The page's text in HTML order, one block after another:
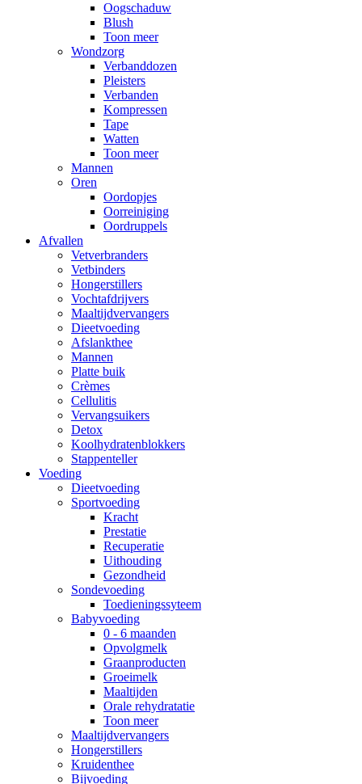
Oogschaduw
Blush
Toon meer
Wondzorg
Verbanddozen
Pleisters
Verbanden
Kompressen
Tape
Watten
Toon meer
Mannen
Oren
Oordopjes
Oorreiniging
Oordruppels
Afvallen
Vetverbranders
Vetbinders
Hongerstillers
Vochtafdrijvers
Maaltijdvervangers
Dieetvoeding
Afslankthee
Mannen
Platte buik
Crèmes
Cellulitis
Vervangsuikers
Detox
Koolhydratenblokkers
Stappenteller
Voeding
Dieetvoeding
Sportvoeding
Kracht
Prestatie
Recuperatie
Uithouding
Gezondheid
Sondevoeding
Toedieningssyteem
Babyvoeding
0 - 6 maanden
Opvolgmelk
Graanproducten
Groeimelk
Maaltijden
Orale rehydratatie
Toon meer
Maaltijdvervangers
Hongerstillers
Kruidenthee
Bijvoeding